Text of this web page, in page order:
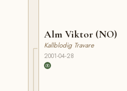
Alm Viktor (NO)
Kallblodig Travare
2001-04-28